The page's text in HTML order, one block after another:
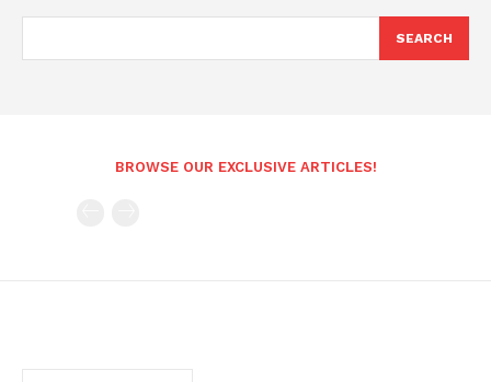
SEARCH
BROWSE OUR EXCLUSIVE ARTICLES!